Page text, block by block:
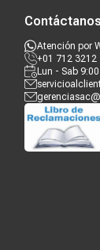
Contáctanos
Atención por
+01 712 3212
Lun - Sab